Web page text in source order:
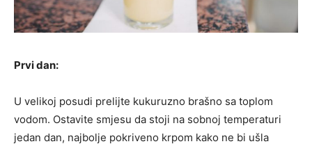
Prvi dan:
U velikoj posudi prelijte kukuruzno brašno sa toplom
vodom. Ostavite smjesu da stoji na sobnoj temperaturi
jedan dan, najbolje pokriveno krpom kako ne bi ušla